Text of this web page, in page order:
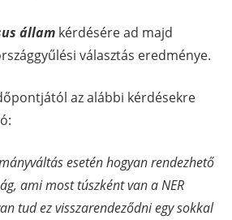
államkérdésére ad majd
választás eredménye.
az alábbi kérdésekre
esetén hogyan rendezhető
ami most túszként van a NER
tud ez visszarendeződni egy sokkal